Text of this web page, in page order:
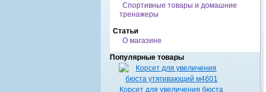
Спортивные товары и домашние
тренажеры
Статьи
О магазине
Популярные товары
Корсет для увеличения бюста